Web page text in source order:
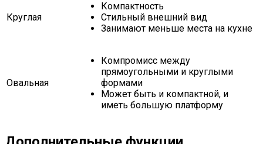
Круглая
Компактность
Стильный внешний вид
Занимают меньше места на кухне
Овальная
Компромисс между
прямоугольными и круглыми
формами
Может быть и компактной, и
иметь большую платформу